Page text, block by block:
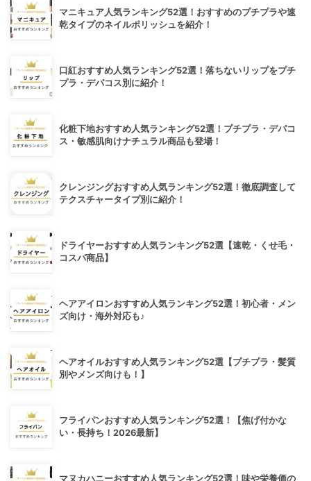
マニキュア人気ランキング52選！おすすめのプチプラや速
乾タイプのネイルポリッシュを紹介！
口紅おすすめ人気ランキング52選！落ちないリップをプチ
プラ・デパコス別に紹介！
化粧下地おすすめ人気ランキング52選！プチプラ・デパコ
ス・敏感肌向けナチュラル商品も登場！
クレンジングおすすめ人気ランキング52選！徹底調査して
テクスチャータイプ別に紹介！
ドライヤーおすすめ人気ランキング52選【速乾・くせ毛・
コスパ商品】
ヘアアイロンおすすめ人気ランキング52選！初心者・メン
ズ向け・海外対応も♪
ヘアオイルおすすめ人気ランキング52選【プチプラ・髪質
別やメンズ向けも！】
フライパンおすすめ人気ランキング52選！【焦げ付かな
い・長持ち！2026最新】
マヌカハニーおすすめ人気ランキング52選！味や栄養価の